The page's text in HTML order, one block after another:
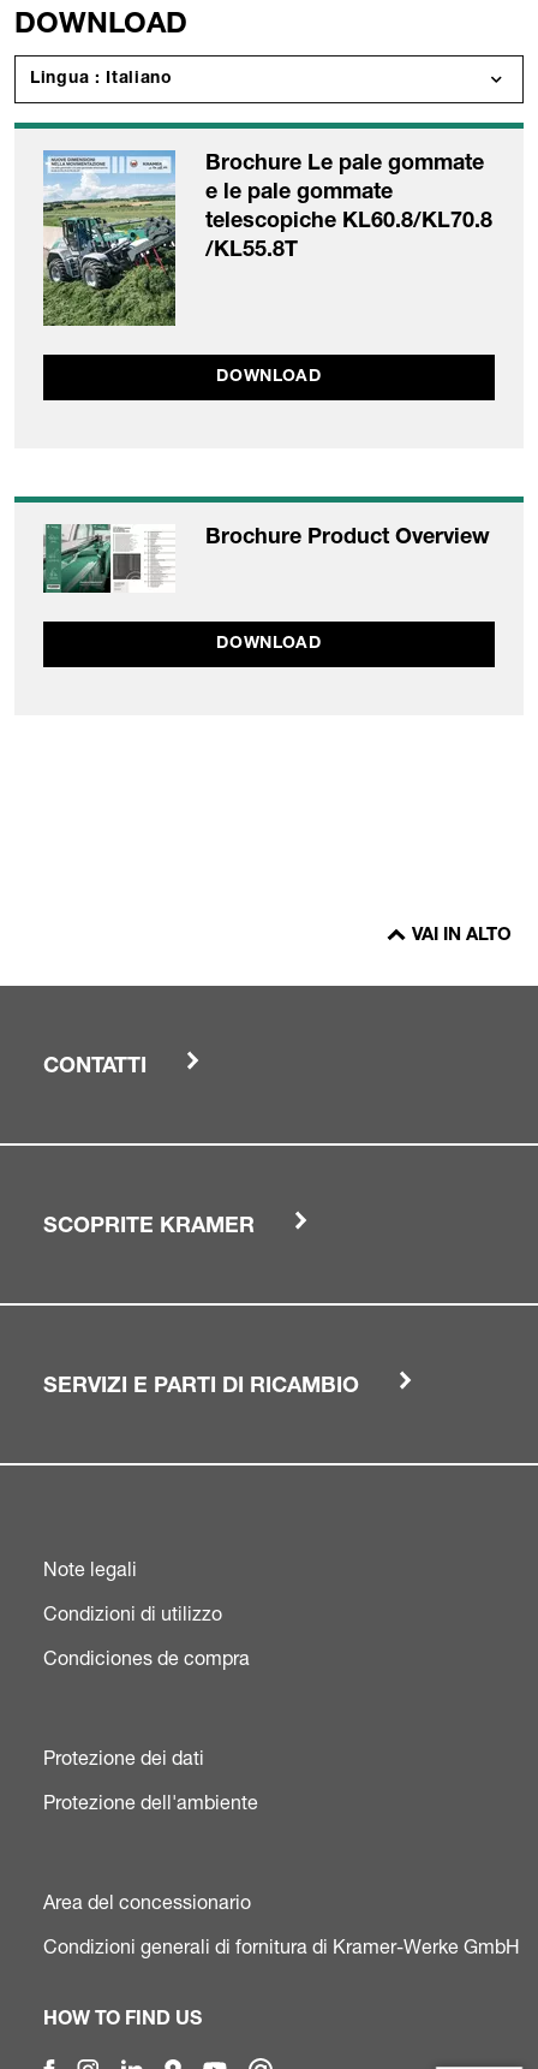
DOWNLOAD
Lingua : Italiano
Brochure Le pale gommate
e le pale gommate
telescopiche KL60.8/KL70.8
/KL55.8T
DOWNLOAD
Brochure Product Overview
DOWNLOAD
VAI IN ALTO
CONTATTI
SCOPRITE KRAMER
SERVIZI E PARTI DI RICAMBIO
Note legali
Condizioni di utilizzo
Condiciones de compra
Protezione dei dati
Protezione dell'ambiente
Area del concessionario
Condizioni generali di fornitura di Kramer-Werke GmbH
HOW TO FIND US